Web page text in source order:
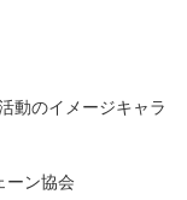
動のイメージキャラ
ーン協会